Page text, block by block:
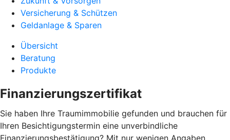
Versicherung & Schützen
Geldanlage & Sparen
Übersicht
Beratung
Produkte
Finanzierungszertifikat
Sie haben Ihre Traumimmobilie gefunden und brauchen für
Ihren Besichtigungstermin eine unverbindliche
Finanzierungsbestätigung? Mit nur wenigen Angaben